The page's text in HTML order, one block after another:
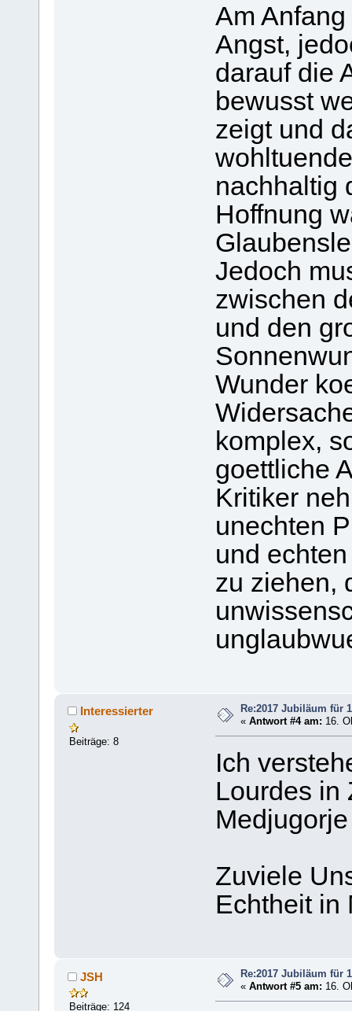
Am
Angst,
darauf die
bewusst
zeigt und
nachhaltig
Hoffnung
Jedoch
zwischen
und den
Wunder
komplex,
goettliche
Kritiker
unechten
und
zu ziehen,
Interessierter
Beiträge: 8
Re:2017 Jubiläum für
«Antwort #4 am: 16.
Ich
Lourdes in
Zuviele
Echtheit in
JSH
Beiträge: 124
Re:2017 Jubiläum für
«Antwort #5 am: 16.